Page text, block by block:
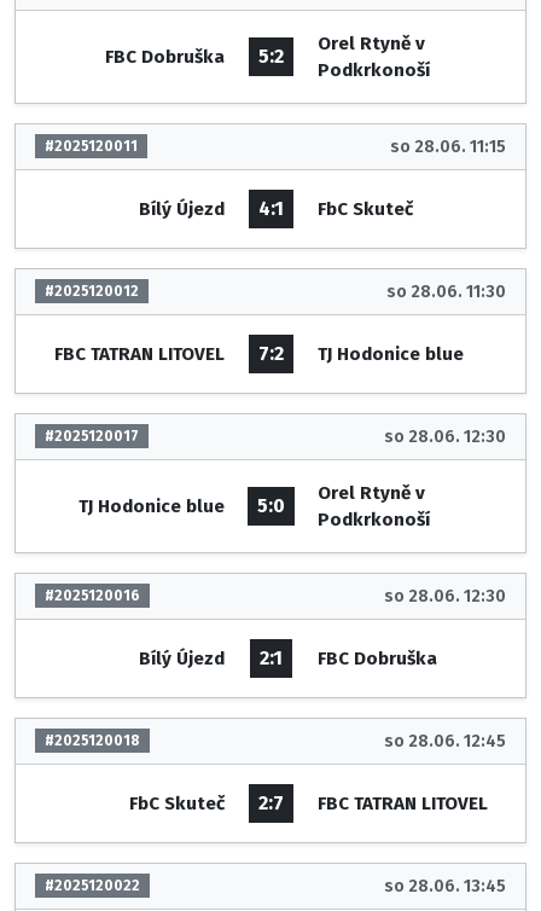
FBC Dobruška 5:2
Orel Rtyně v
Podkrkonoší
#2025120011 so 28.06. 11:15
Bílý Újezd 4:1 FbC Skuteč
#2025120012 so 28.06. 11:30
FBC TATRAN LITOVEL 7:2 TJ Hodonice blue
#2025120017 so 28.06. 12:30
TJ Hodonice blue 5:0
Orel Rtyně v
Podkrkonoší
#2025120016 so 28.06. 12:30
Bílý Újezd 2:1 FBC Dobruška
#2025120018 so 28.06. 12:45
FbC Skuteč 2:7 FBC TATRAN LITOVEL
#2025120022 so 28.06. 13:45